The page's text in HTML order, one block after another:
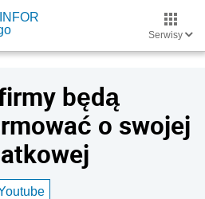
Serwisy
będą
o swojej